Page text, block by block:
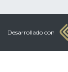
Desarrollado con